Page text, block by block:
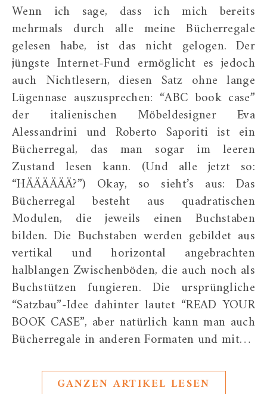
Wenn ich sage, dass ich mich bereits
mehrmals durch alle meine Bücherregale
gelesen habe, ist das nicht gelogen. Der
jüngste Internet-Fund ermöglicht es jedoch
auch Nichtlesern, diesen Satz ohne lange
Lügennase auszusprechen: “ABC book case”
der italienischen Möbeldesigner Eva
Alessandrini und Roberto Saporiti ist ein
Bücherregal, das man sogar im leeren
Zustand lesen kann. (Und alle jetzt so:
“HÄÄÄÄÄÄ?”) Okay, so sieht’s aus: Das
Bücherregal besteht aus quadratischen
Modulen, die jeweils einen Buchstaben
bilden. Die Buchstaben werden gebildet aus
vertikal und horizontal angebrachten
halblangen Zwischenböden, die auch noch als
Buchstützen fungieren. Die ursprüngliche
“Satzbau”-Idee dahinter lautet “READ YOUR
BOOK CASE”, aber natürlich kann man auch
Bücherregale in anderen Formaten und mit…
GANZEN ARTIKEL LESEN